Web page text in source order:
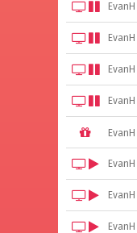
EvanH
EvanH
EvanH
EvanH
EvanH
EvanH
EvanH
EvanH